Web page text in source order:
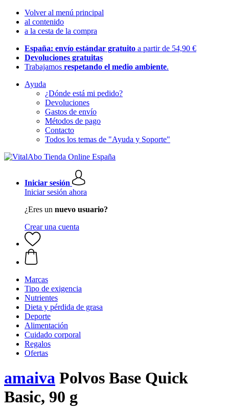
Volver al menú principal
al contenido
a la cesta de la compra
España: envío estándar gratuito a partir de 54,90 €
Devoluciones gratuitas
Trabajamos respetando el medio ambiente.
Ayuda
¿Dónde está mi pedido?
Devoluciones
Gastos de envío
Métodos de pago
Contacto
Todos los temas de "Ayuda y Soporte"
Iniciar sesión
Iniciar sesión ahora
¿Eres un nuevo usuario?
Crear una cuenta
Marcas
Tipo de exigencia
Nutrientes
Dieta y pérdida de grasa
Deporte
Alimentación
Cuidado corporal
Regalos
Ofertas
amaiva Polvos Base Quick
Basic, 90 g